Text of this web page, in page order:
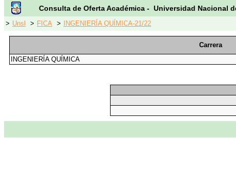
Consulta de Oferta Académica - Universidad Nacional
> Unsl > FICA > INGENIERÍA QUÍMICA-21/22
Carrera
INGENIERÍA QUÍMICA